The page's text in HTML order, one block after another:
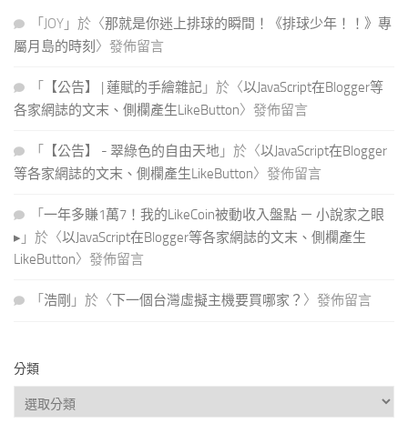
「 JOY 」於〈那就是你迷上排球的瞬間！《排球少年！！》專
屬月島的時刻 〉發佈留言
「 【公告】 | 蓮賦的手繪雜記 」於〈以JavaScript在Blogger等
各家網誌的文末、側欄產生LikeButton〉發佈留言
「 【公告】 - 翠綠色的自由天地 」於〈以JavaScript在Blogger
等各家網誌的文末、側欄產生LikeButton〉發佈留言
「 一年多賺1萬7！我的LikeCoin被動收入盤點 － 小說家之眼
▸ 」於〈以JavaScript在Blogger等各家網誌的文末、側欄產生
LikeButton〉發佈留言
「 浩剛 」於〈 下一個台灣虛擬主機要買哪家？ 〉發佈留言
分類
分
類